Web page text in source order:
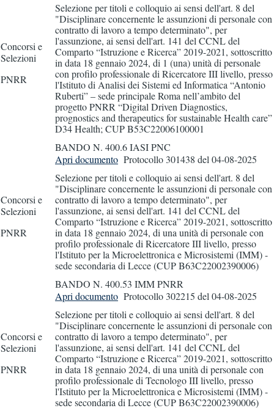
Concorsi e
Selezioni
PNRR
Selezione per titoli e colloquio ai sensi dell'art. 8 del
"Disciplinare concernente le assunzioni di personale con
contratto di lavoro a tempo determinato", per
l'assunzione, ai sensi dell'art. 141 del CCNL del
Comparto “Istruzione e Ricerca” 2019-2021, sottoscritto
in data 18 gennaio 2024, di 1 (una) unità di personale
con profilo professionale di Ricercatore III livello, presso
l'Istituto di Analisi dei Sistemi ed Informatica “Antonio
Ruberti” – sede principale Roma nell’ambito del
progetto PNRR “Digital Driven Diagnostics,
prognostics and therapeutics for sustainable Health care”
D34 Health; CUP B53C22006100001
BANDO N. 400.6 IASI PNC
Concorsi e
Selezioni
PNRR
Apri documento Protocollo 301438 del 04-08-2025
Selezione per titoli e colloquio ai sensi dell'art. 8 del
"Disciplinare concernente le assunzioni di personale con
contratto di lavoro a tempo determinato", per
l'assunzione, ai sensi dell'art. 141 del CCNL del
Comparto “Istruzione e Ricerca” 2019-2021, sottoscritto
in data 18 gennaio 2024, di una unità di personale con
profilo professionale di Ricercatore III livello, presso
l'Istituto per la Microelettronica e Microsistemi (IMM) -
sede secondaria di Lecce (CUP B63C22002390006)
BANDO N. 400.53 IMM PNRR
Concorsi e
Selezioni
PNRR
Apri documento Protocollo 302215 del 04-08-2025
Selezione per titoli e colloquio ai sensi dell'art. 8 del
"Disciplinare concernente le assunzioni di personale con
contratto di lavoro a tempo determinato", per
l'assunzione, ai sensi dell'art. 141 del CCNL del
Comparto “Istruzione e Ricerca” 2019-2021, sottoscritto
in data 18 gennaio 2024, di una unità di personale con
profilo professionale di Tecnologo III livello, presso
l'Istituto per la Microelettronica e Microsistemi (IMM) -
sede secondaria di Lecce (CUP B63C22002390006)